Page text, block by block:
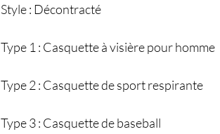
Style : Décontracté
Type 1 : Casquette à visière pour homme
Type 2 : Casquette de sport respirante
Type 3 : Casquette de baseball